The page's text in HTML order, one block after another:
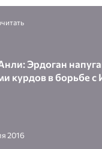
Эрдоган
курдов в борьбе с
2016